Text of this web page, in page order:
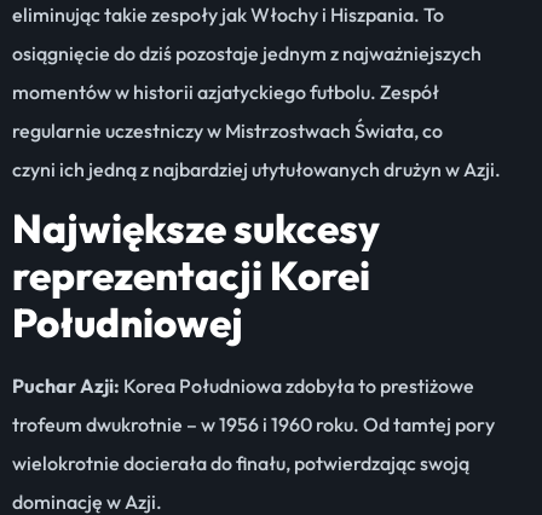
eliminując takie zespoły jak Włochy i Hiszpania. To
osiągnięcie do dziś pozostaje jednym z najważniejszych
momentów w historii azjatyckiego futbolu. Zespół
regularnie uczestniczy w Mistrzostwach Świata, co
czyni ich jedną z najbardziej utytułowanych drużyn w Azji.
Największe sukcesy
reprezentacji Korei
Południowej
Puchar Azji: Korea Południowa zdobyła to prestiżowe
trofeum dwukrotnie – w 1956 i 1960 roku. Od tamtej pory
wielokrotnie docierała do finału, potwierdzając swoją
dominację w Azji.